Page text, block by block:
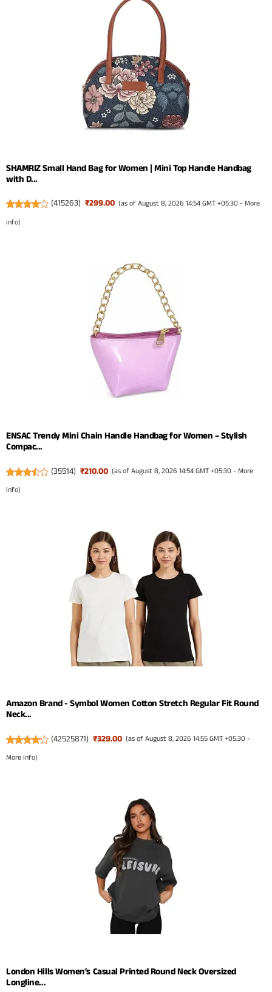
SHAMRIZ Small Hand Bag for Women | Mini Top Handle Handbag
with D...
(415263) ₹299.00 (as of August 8, 2026 14:54 GMT +05:30 -More
info)
ENSAC Trendy Mini Chain Handle Handbag for Women – Stylish
Compac...
(35514) ₹210.00 (as of August 8, 2026 14:54 GMT +05:30 -More
info)
Amazon Brand - Symbol Women Cotton Stretch Regular Fit Round
Neck...
(42525871) ₹329.00 (as of August 8, 2026 14:55 GMT +05:30 -
More info)
London Hills Women's Casual Printed Round Neck Oversized
Longline...